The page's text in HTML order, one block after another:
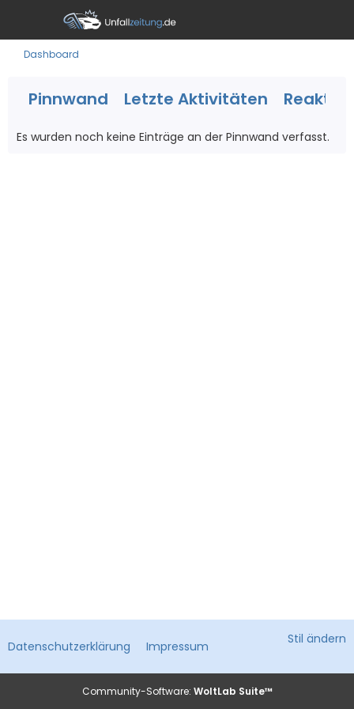
Dashboard
Pinnwand Letzte Aktivitäten
Es wurden noch keine Einträge an der Pinnwand verfasst.
Stil ändern
Datenschutzerklärung Impressum
Community-Software: WoltLab Suite™